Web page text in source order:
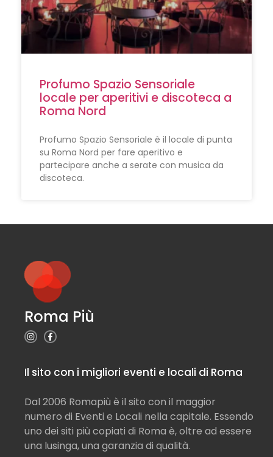
Profumo Spazio Sensoriale
locale per aperitivi e discoteca a
Roma Nord
Profumo Spazio Sensoriale è il locale di punta
su Roma Nord per fare aperitivo e
partecipare anche a serate con musica da
discoteca.
Roma Più
Il sito con i migliori eventi e locali di Roma
Dal 2006 Romapiù è il sito con il maggior
numero di Eventi e Locali nella capitale. Essendo
uno dei siti più copiati di Roma è, oltre ad essere
una lusinga, una garanzia di qualità.